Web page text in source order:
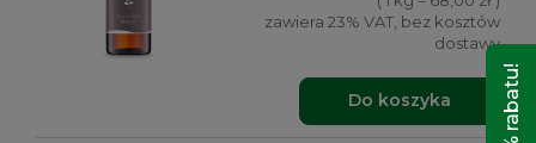
zawiera 23% VAT, bez kosztów
dostawy
Do koszyka